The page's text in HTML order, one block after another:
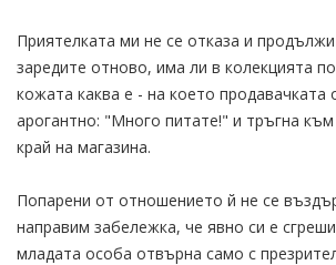
Приятелката ми не се отказа и
заредите отново, има ли в колекцията
кожата каква е - на което продавачката
арогантно: "Много питате!" и тръгна
край на магазина.
Попарени от отношението й не се
направим забележка, че явно си е
младата особа отвърна само с